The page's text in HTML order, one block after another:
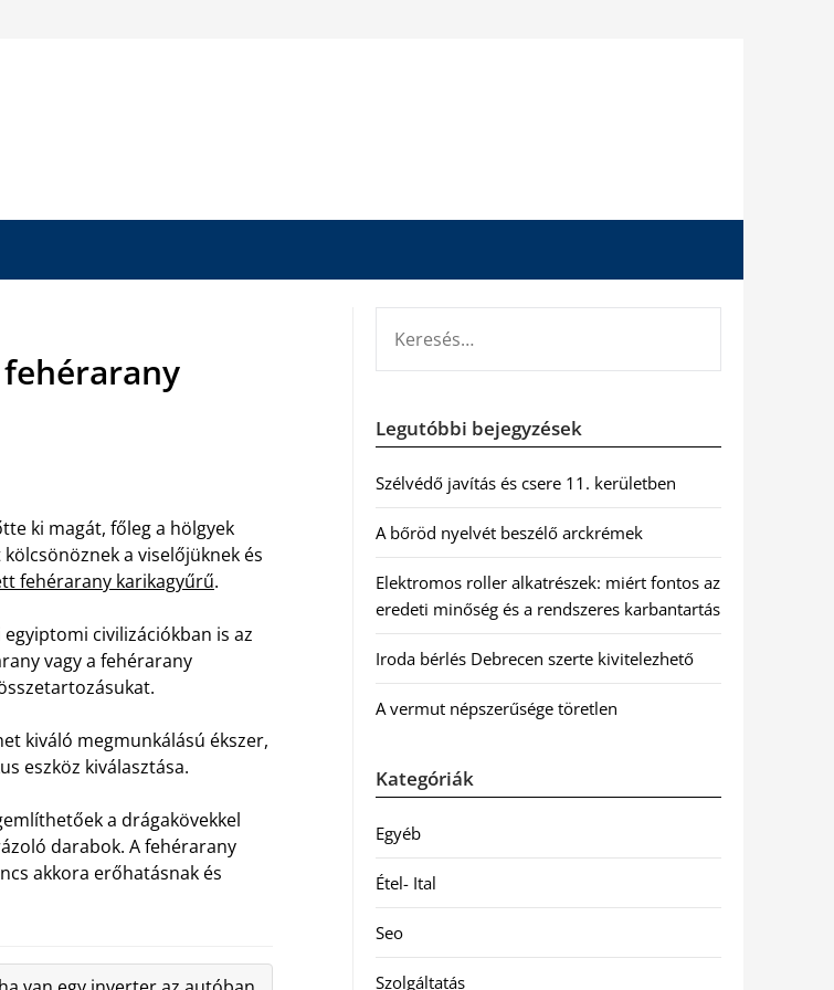
ki magát, főleg a hölgyek
a viselőjüknek és
fehérarany karikagyűrű.
civilizációkban is az
vagy a fehérarany
kiváló megmunkálású ékszer,
eszköz kiválasztása.
a drágakövekkel
darabok. A fehérarany
akkora erőhatásnak és
Legutóbbi bejegyzések
Szélvédő javítás és csere 11. kerületben
A bőröd nyelvét beszélő arckrémek
Elektromos roller alkatrészek: miért fontos az
eredeti minőség és a rendszeres karbantartás
Iroda bérlés Debrecen szerte kivitelezhető
A vermut népszerűsége töretlen
Kategóriák
Egyéb
Étel- Ital
Seo
Szolgáltatás